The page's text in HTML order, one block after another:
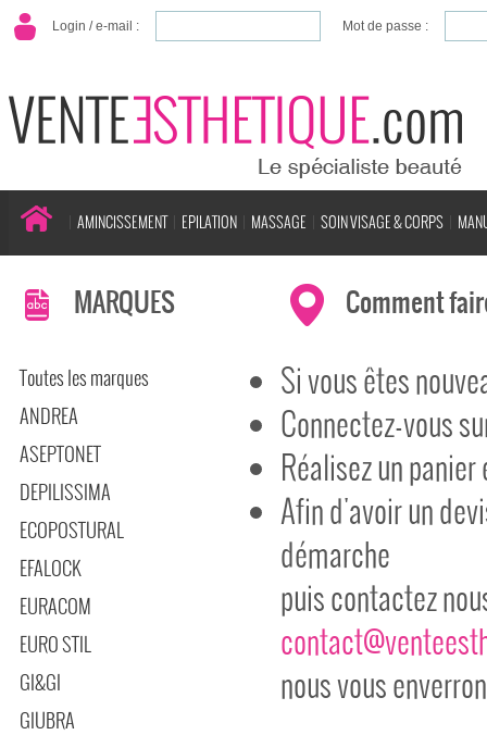
Login / e-mail : Mot de passe :
AMINCISSEMENT EPILATION MASSAGE SOIN VISAGE & CORPS
MARQUES
Toutes les marques
ANDREA
ASEPTONET
DEPILISSIMA
ECOPOSTURAL
EFALOCK
EURACOM
EURO STIL
GI&GI
GIUBRA
Comment
Si vous êtes
Connectez-vous
Réalisez un
Afin d'avoir un
démarche
puis contactez
nous vous